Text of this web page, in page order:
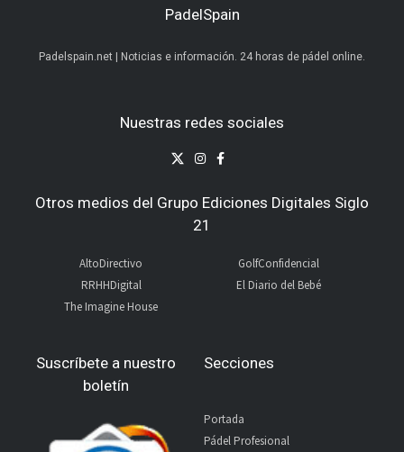
PadelSpain
Padelspain.net | Noticias e información. 24 horas de pádel online.
Nuestras redes sociales
Otros medios del Grupo Ediciones Digitales Siglo
21
AltoDirectivo
RRHHDigital
The Imagine House
GolfConfidencial
El Diario del Bebé
Suscríbete a nuestro
boletín
Secciones
Portada
Pádel Profesional